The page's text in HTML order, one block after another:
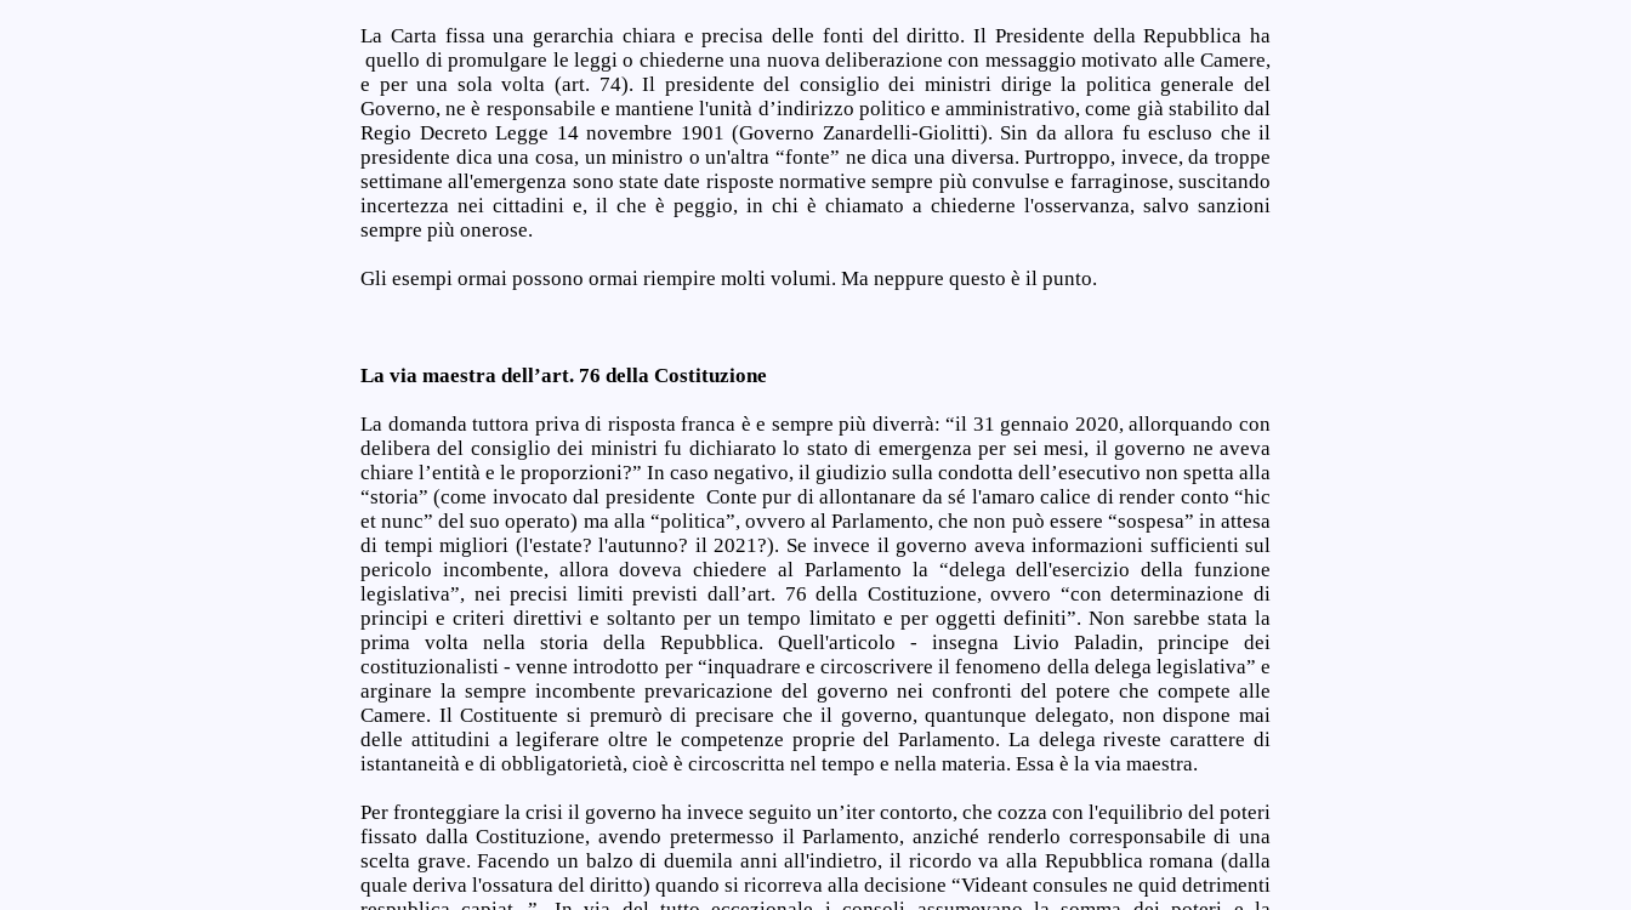
La Carta fissa una gerarchia chiara e precisa delle fonti del diritto. Il Presidente della Repubblica ha
quello di promulgare le leggi o chiederne una nuova deliberazione con messaggio motivato alle Camere,
e per una sola volta (art. 74). Il presidente del consiglio dei ministri dirige la politica generale del
Governo, ne è responsabile e mantiene l'unità d’indirizzo politico e amministrativo, come già stabilito dal
Regio Decreto Legge 14 novembre 1901 (Governo Zanardelli-Giolitti). Sin da allora fu escluso che il
presidente dica una cosa, un ministro o un'altra “fonte” ne dica una diversa. Purtroppo, invece, da troppe
settimane all'emergenza sono state date risposte normative sempre più convulse e farraginose, suscitando
incertezza nei cittadini e, il che è peggio, in chi è chiamato a chiederne l'osservanza, salvo sanzioni
sempre più onerose.
Gli esempi ormai possono ormai riempire molti volumi. Ma neppure questo è il punto.
La via maestra dell’art. 76 della Costituzione
La domanda tuttora priva di risposta franca è e sempre più diverrà: “il 31 gennaio 2020, allorquando con
delibera del consiglio dei ministri fu dichiarato lo stato di emergenza per sei mesi, il governo ne aveva
chiare l’entità e le proporzioni?” In caso negativo, il giudizio sulla condotta dell’esecutivo non spetta alla
“storia” (come invocato dal presidente Conte pur di allontanare da sé l'amaro calice di render conto “hic
et nunc” del suo operato) ma alla “politica”, ovvero al Parlamento, che non può essere “sospesa” in attesa
di tempi migliori (l'estate? l'autunno? il 2021?). Se invece il governo aveva informazioni sufficienti sul
pericolo incombente, allora doveva chiedere al Parlamento la “delega dell'esercizio della funzione
legislativa”, nei precisi limiti previsti dall’art. 76 della Costituzione, ovvero “con determinazione di
principi e criteri direttivi e soltanto per un tempo limitato e per oggetti definiti”. Non sarebbe stata la
prima volta nella storia della Repubblica. Quell'articolo - insegna Livio Paladin, principe dei
costituzionalisti - venne introdotto per “inquadrare e circoscrivere il fenomeno della delega legislativa” e
arginare la sempre incombente prevaricazione del governo nei confronti del potere che compete alle
Camere. Il Costituente si premurò di precisare che il governo, quantunque delegato, non dispone mai
delle attitudini a legiferare oltre le competenze proprie del Parlamento. La delega riveste carattere di
istantaneità e di obbligatorietà, cioè è circoscritta nel tempo e nella materia. Essa è la via maestra.
Per fronteggiare la crisi il governo ha invece seguito un’iter contorto, che cozza con l'equilibrio del poteri
fissato dalla Costituzione, avendo pretermesso il Parlamento, anziché renderlo corresponsabile di una
scelta grave. Facendo un balzo di duemila anni all'indietro, il ricordo va alla Repubblica romana (dalla
quale deriva l'ossatura del diritto) quando si ricorreva alla decisione “Videant consules ne quid detrimenti